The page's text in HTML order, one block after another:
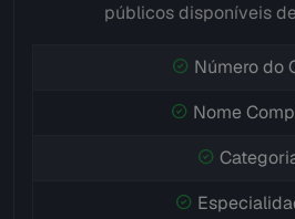
públicos disponíveis
Número do
Nome